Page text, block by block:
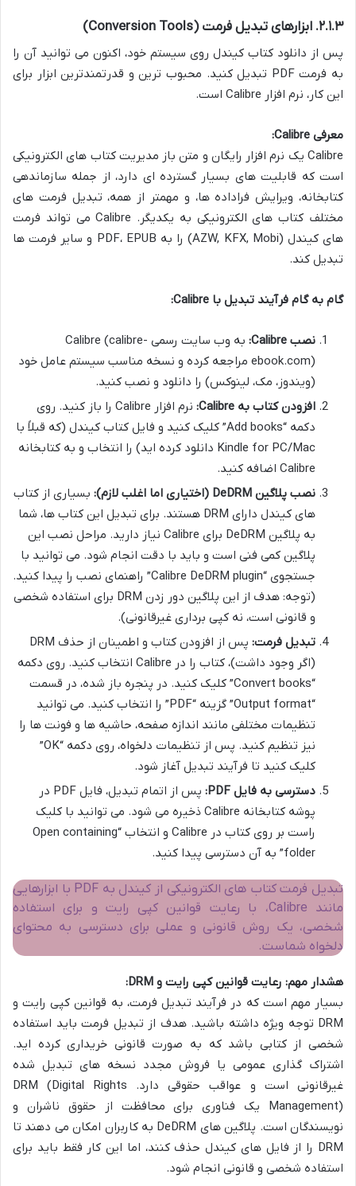
۲.۱.۳. ابزارهای تبدیل فرمت (Conversion Tools)
پس از دانلود کتاب کیندل روی سیستم خود، اکنون می توانید آن را
به فرمت PDF تبدیل کنید. محبوب ترین و قدرتمندترین ابزار برای
این کار، نرم افزار Calibre است.
معرفی Calibre:
Calibre یک نرم افزار رایگان و متن باز مدیریت کتاب های الکترونیکی
است که قابلیت های بسیار گسترده ای دارد، از جمله سازماندهی
کتابخانه، ویرایش فراداده ها، و مهمتر از همه، تبدیل فرمت های
مختلف کتاب های الکترونیکی به یکدیگر. Calibre می تواند فرمت
های کیندل (AZW, KFX, Mobi) را به PDF، EPUB و سایر فرمت ها
تبدیل کند.
گام به گام فرآیند تبدیل با Calibre:
نصب Calibre:
به وب سایت رسمی Calibre (calibre-
ebook.com) مراجعه کرده و نسخه مناسب سیستم عامل خود
(ویندوز، مک، لینوکس) را دانلود و نصب کنید.
افزودن کتاب به Calibre:
نرم افزار Calibre را باز کنید. روی
دکمه “Add books” کلیک کنید و فایل کتاب کیندل (که قبلاً با
Kindle for PC/Mac دانلود کرده اید) را انتخاب و به کتابخانه
Calibre اضافه کنید.
نصب پلاگین DeDRM (اختیاری اما اغلب لازم):
بسیاری از کتاب
های کیندل دارای DRM هستند. برای تبدیل این کتاب ها، شما
به پلاگین DeDRM برای Calibre نیاز دارید. مراحل نصب این
پلاگین کمی فنی است و باید با دقت انجام شود. می توانید با
جستجوی “Calibre DeDRM plugin” راهنمای نصب را پیدا کنید.
(توجه: هدف از این پلاگین دور زدن DRM برای استفاده شخصی
و قانونی است، نه کپی برداری غیرقانونی).
تبدیل فرمت:
پس از افزودن کتاب و اطمینان از حذف DRM
(اگر وجود داشت)، کتاب را در Calibre انتخاب کنید. روی دکمه
“Convert books” کلیک کنید. در پنجره باز شده، در قسمت
“Output format” گزینه “PDF” را انتخاب کنید. می توانید
تنظیمات مختلفی مانند اندازه صفحه، حاشیه ها و فونت ها را
نیز تنظیم کنید. پس از تنظیمات دلخواه، روی دکمه “OK”
کلیک کنید تا فرآیند تبدیل آغاز شود.
دسترسی به فایل PDF:
پس از اتمام تبدیل، فایل PDF در
پوشه کتابخانه Calibre ذخیره می شود. می توانید با کلیک
راست بر روی کتاب در Calibre و انتخاب “Open containing
folder” به آن دسترسی پیدا کنید.
تبدیل فرمت کتاب های الکترونیکی از کیندل به PDF با ابزارهایی
مانند Calibre، با رعایت قوانین کپی رایت و برای استفاده
شخصی، یک روش قانونی و عملی برای دسترسی به محتوای
دلخواه شماست.
هشدار مهم: رعایت قوانین کپی رایت و DRM:
بسیار مهم است که در فرآیند تبدیل فرمت، به قوانین کپی رایت و
DRM توجه ویژه داشته باشید. هدف از تبدیل فرمت باید استفاده
شخصی از کتابی باشد که به صورت قانونی خریداری کرده اید.
اشتراک گذاری عمومی یا فروش مجدد نسخه های تبدیل شده
غیرقانونی است و عواقب حقوقی دارد. DRM (Digital Rights
Management) یک فناوری برای محافظت از حقوق ناشران و
نویسندگان است. پلاگین های DeDRM به کاربران امکان می دهند تا
DRM را از فایل های کیندل حذف کنند، اما این کار فقط باید برای
استفاده شخصی و قانونی انجام شود.